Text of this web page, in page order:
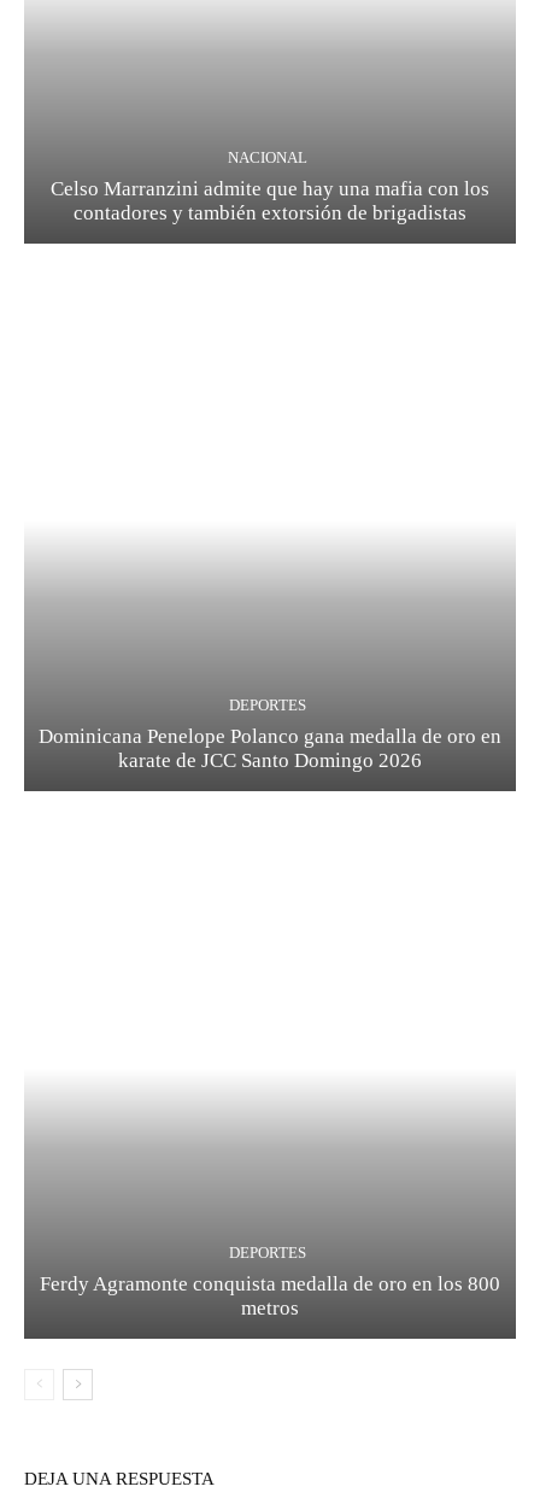
NACIONAL
Celso Marranzini admite que hay una mafia con los
contadores y también extorsión de brigadistas
DEPORTES
Dominicana Penelope Polanco gana medalla de oro en
karate de JCC Santo Domingo 2026
DEPORTES
Ferdy Agramonte conquista medalla de oro en los 800
metros
DEJA UNA RESPUESTA